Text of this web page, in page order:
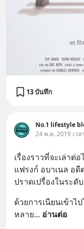
13 บันทึก
24 พ.ค. 2019 เว
เรื่องราวที่จะเล่าต่
แฟรงก์ อบาเนล อ
ปราดเปรื่องในระดั
ด้วยการเนียนเข้าไ
หลาย... อ่านต่อ